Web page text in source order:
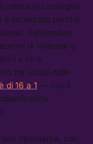
la consegna
è lamentato perché
definendola
di violenze e
e civili
tra uccisi dalle
è di 16 a 1 — con il
vincolante, non